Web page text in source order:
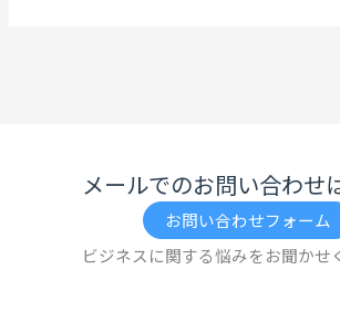
メールでのお問い合わせ
お問い合わせフォーム
ビジネスに関する悩みをお聞かせ